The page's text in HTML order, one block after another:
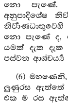
නො පැණේ.
අනුපාදිශේෂ
නො පැණේ ද,
යමක් දැක
පස්වන ආශ්චර්‍ය්‍ය
(6)
ලුණුරස ඇත්තේ
එක ම රස